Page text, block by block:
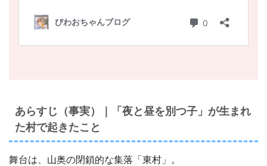
あらすじ（事実）｜「夜と昼を別つ子」が生まれ
た村で起きたこと
舞台は、山奥の閉鎖的な集落「東村」。